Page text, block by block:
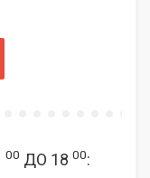
00 ДО 18 00: